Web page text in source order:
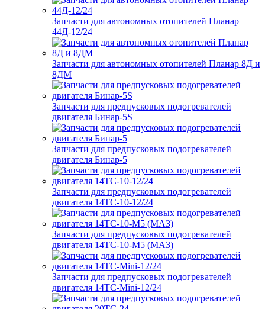
Запчасти для автономных отопителей Планар
44Д-12/24
Запчасти для автономных отопителей Планар 8Д и
8ДМ
Запчасти для предпусковых подогревателей
двигателя Бинар-5S
Запчасти для предпусковых подогревателей
двигателя Бинар-5
Запчасти для предпусковых подогревателей
двигателя 14ТС-10-12/24
Запчасти для предпусковых подогревателей
двигателя 14ТС-10-М5 (МАЗ)
Запчасти для предпусковых подогревателей
двигателя 14ТС-Mini-12/24